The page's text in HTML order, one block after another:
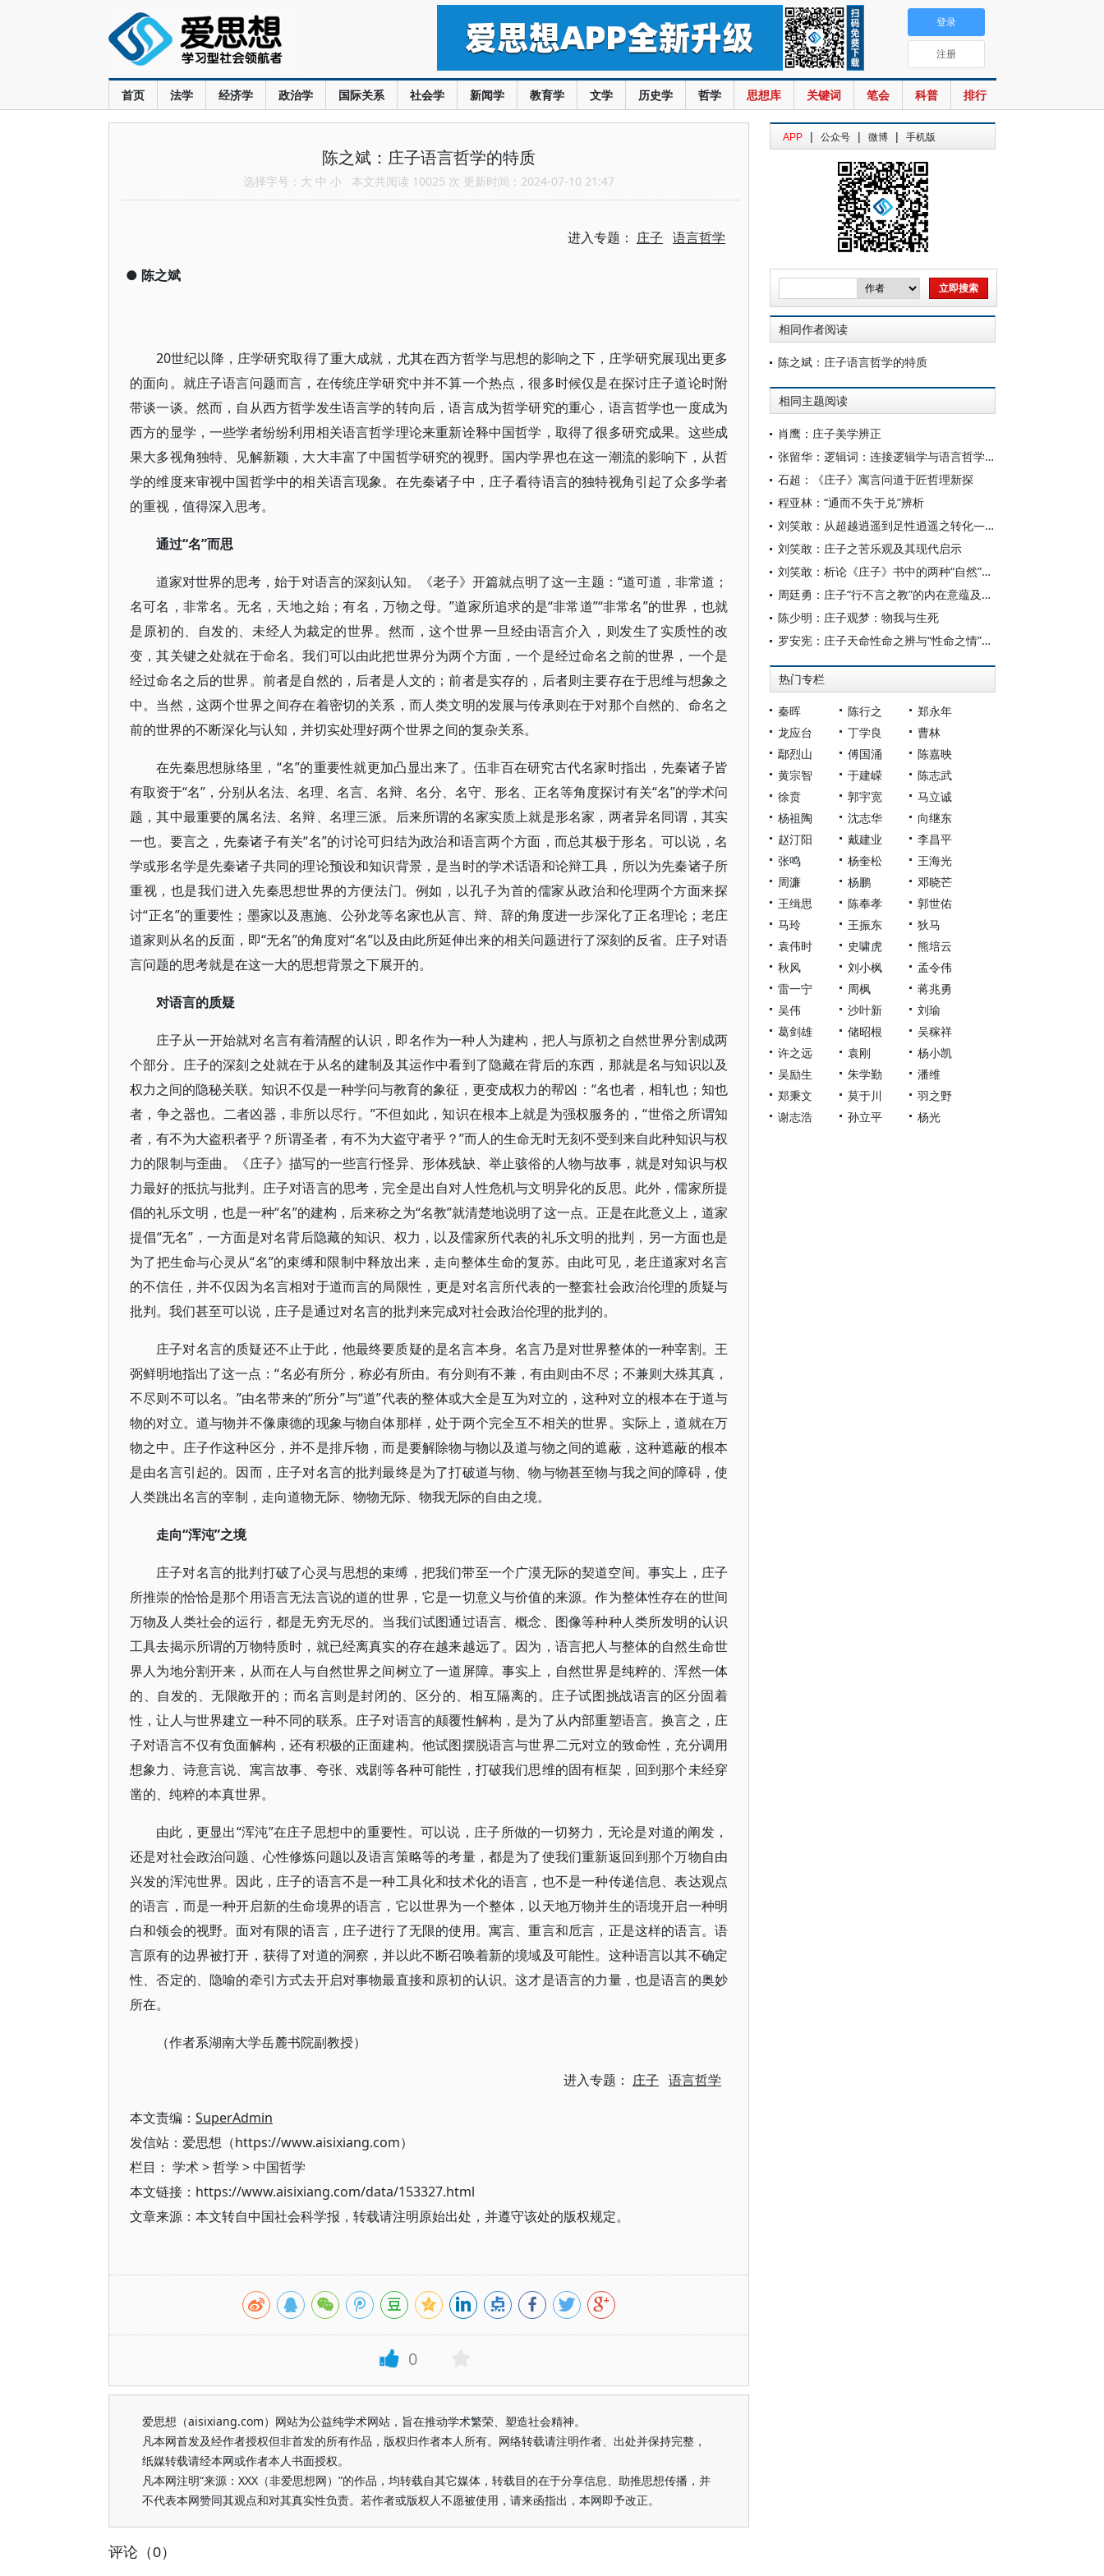
首页 法学 经济学 政治学 国际关系 社会学 新闻学 教育学 文学 历史学 哲学 思想库 关键词 笔会 科普 排行
登录
注册
陈之斌：庄子语言哲学的特质
选择字号： 大 中 小 本文共阅读 10025 次 更新时间：2024-07-10 21:47
进入专题： 庄子 语言哲学
● 陈之斌
20世纪以降，庄学研究取得了重大成就，尤其在西方哲学与思想的影响之下，庄学研究展现出更多
的面向。就庄子语言问题而言，在传统庄学研究中并不算一个热点，很多时候仅是在探讨庄子道论时附
带谈一谈。然而，自从西方哲学发生语言学的转向后，语言成为哲学研究的重心，语言哲学也一度成为
西方的显学，一些学者纷纷利用相关语言哲学理论来重新诠释中国哲学，取得了很多研究成果。这些成
果大多视角独特、见解新颖，大大丰富了中国哲学研究的视野。国内学界也在这一潮流的影响下，从哲
学的维度来审视中国哲学中的相关语言现象。在先秦诸子中，庄子看待语言的独特视角引起了众多学者
的重视，值得深入思考。
通过“名”而思
道家对世界的思考，始于对语言的深刻认知。《老子》开篇就点明了这一主题：“道可道，非常道；
名可名，非常名。无名，天地之始；有名，万物之母。”道家所追求的是“非常道”“非常名”的世界，也就
是原初的、自发的、未经人为裁定的世界。然而，这个世界一旦经由语言介入，则发生了实质性的改
变，其关键之处就在于命名。我们可以由此把世界分为两个方面，一个是经过命名之前的世界，一个是
经过命名之后的世界。前者是自然的，后者是人文的；前者是实存的，后者则主要存在于思维与想象之
中。当然，这两个世界之间存在着密切的关系，而人类文明的发展与传承则在于对那个自然的、命名之
前的世界的不断深化与认知，并切实处理好两个世界之间的复杂关系。
在先秦思想脉络里，“名”的重要性就更加凸显出来了。伍非百在研究古代名家时指出，先秦诸子皆
有取资于“名”，分别从名法、名理、名言、名辩、名分、名守、形名、正名等角度探讨有关“名”的学术问
题，其中最重要的属名法、名辩、名理三派。后来所谓的名家实质上就是形名家，两者异名同谓，其实
一也。要言之，先秦诸子有关“名”的讨论可归结为政治和语言两个方面，而总其极于形名。可以说，名
学或形名学是先秦诸子共同的理论预设和知识背景，是当时的学术话语和论辩工具，所以为先秦诸子所
重视，也是我们进入先秦思想世界的方便法门。例如，以孔子为首的儒家从政治和伦理两个方面来探
讨“正名”的重要性；墨家以及惠施、公孙龙等名家也从言、辩、辞的角度进一步深化了正名理论；老庄
道家则从名的反面，即“无名”的角度对“名”以及由此所延伸出来的相关问题进行了深刻的反省。庄子对语
言问题的思考就是在这一大的思想背景之下展开的。
对语言的质疑
庄子从一开始就对名言有着清醒的认识，即名作为一种人为建构，把人与原初之自然世界分割成两
个部分。庄子的深刻之处就在于从名的建制及其运作中看到了隐藏在背后的东西，那就是名与知识以及
权力之间的隐秘关联。知识不仅是一种学问与教育的象征，更变成权力的帮凶：“名也者，相轧也；知也
者，争之器也。二者凶器，非所以尽行。”不但如此，知识在根本上就是为强权服务的，“世俗之所谓知
者，有不为大盗积者乎？所谓圣者，有不为大盗守者乎？”而人的生命无时无刻不受到来自此种知识与权
力的限制与歪曲。《庄子》描写的一些言行怪异、形体残缺、举止骇俗的人物与故事，就是对知识与权
力最好的抵抗与批判。庄子对语言的思考，完全是出自对人性危机与文明异化的反思。此外，儒家所提
倡的礼乐文明，也是一种“名”的建构，后来称之为“名教”就清楚地说明了这一点。正是在此意义上，道家
提倡“无名”，一方面是对名背后隐藏的知识、权力，以及儒家所代表的礼乐文明的批判，另一方面也是
为了把生命与心灵从“名”的束缚和限制中释放出来，走向整体生命的复苏。由此可见，老庄道家对名言
的不信任，并不仅因为名言相对于道而言的局限性，更是对名言所代表的一整套社会政治伦理的质疑与
批判。我们甚至可以说，庄子是通过对名言的批判来完成对社会政治伦理的批判的。
庄子对名言的质疑还不止于此，他最终要质疑的是名言本身。名言乃是对世界整体的一种宰割。王
弼鲜明地指出了这一点：“名必有所分，称必有所由。有分则有不兼，有由则由不尽；不兼则大殊其真，
不尽则不可以名。”由名带来的“所分”与“道”代表的整体或大全是互为对立的，这种对立的根本在于道与
物的对立。道与物并不像康德的现象与物自体那样，处于两个完全互不相关的世界。实际上，道就在万
物之中。庄子作这种区分，并不是排斥物，而是要解除物与物以及道与物之间的遮蔽，这种遮蔽的根本
是由名言引起的。因而，庄子对名言的批判最终是为了打破道与物、物与物甚至物与我之间的障碍，使
人类跳出名言的宰制，走向道物无际、物物无际、物我无际的自由之境。
走向“浑沌”之境
庄子对名言的批判打破了心灵与思想的束缚，把我们带至一个广漠无际的契道空间。事实上，庄子
所推崇的恰恰是那个用语言无法言说的道的世界，它是一切意义与价值的来源。作为整体性存在的世间
万物及人类社会的运行，都是无穷无尽的。当我们试图通过语言、概念、图像等种种人类所发明的认识
工具去揭示所谓的万物特质时，就已经离真实的存在越来越远了。因为，语言把人与整体的自然生命世
界人为地分割开来，从而在人与自然世界之间树立了一道屏障。事实上，自然世界是纯粹的、浑然一体
的、自发的、无限敞开的；而名言则是封闭的、区分的、相互隔离的。庄子试图挑战语言的区分固着
性，让人与世界建立一种不同的联系。庄子对语言的颠覆性解构，是为了从内部重塑语言。换言之，庄
子对语言不仅有负面解构，还有积极的正面建构。他试图摆脱语言与世界二元对立的致命性，充分调用
想象力、诗意言说、寓言故事、夸张、戏剧等各种可能性，打破我们思维的固有框架，回到那个未经穿
凿的、纯粹的本真世界。
由此，更显出“浑沌”在庄子思想中的重要性。可以说，庄子所做的一切努力，无论是对道的阐发，
还是对社会政治问题、心性修炼问题以及语言策略等的考量，都是为了使我们重新返回到那个万物自由
兴发的浑沌世界。因此，庄子的语言不是一种工具化和技术化的语言，也不是一种传递信息、表达观点
的语言，而是一种开启新的生命境界的语言，它以世界为一个整体，以天地万物并生的语境开启一种明
白和领会的视野。面对有限的语言，庄子进行了无限的使用。寓言、重言和卮言，正是这样的语言。语
言原有的边界被打开，获得了对道的洞察，并以此不断召唤着新的境域及可能性。这种语言以其不确定
性、否定的、隐喻的牵引方式去开启对事物最直接和原初的认识。这才是语言的力量，也是语言的奥妙
所在。
（作者系湖南大学岳麓书院副教授）
进入专题： 庄子 语言哲学
本文责编： SuperAdmin
发信站：爱思想（https://www.aisixiang.com）
栏目： 学术>哲学 >中国哲学
本文链接：https://www.aisixiang.com/data/153327.html
文章来源：本文转自中国社会科学报，转载请注明原始出处，并遵守该处的版权规定。
0
爱思想（aisixiang.com）网站为公益纯学术网站，旨在推动学术繁荣、塑造社会精神。
凡本网首发及经作者授权但非首发的所有作品，版权归作者本人所有。网络转载请注明作者、出处并保持完整，
纸媒转载请经本网或作者本人书面授权。
凡本网注明“来源：XXX（非爱思想网）”的作品，均转载自其它媒体，转载目的在于分享信息、助推思想传播，并
不代表本网赞同其观点和对其真实性负责。若作者或版权人不愿被使用，请来函指出，本网即予改正。
评论（0）
APP | 公众号 | 微博 | 手机版
相同作者阅读
陈之斌：庄子语言哲学的特质
相同主题阅读
肖鹰：庄子美学辨正
张留华：逻辑词：连接逻辑学与语言哲学的纽带
石超：《庄子》寓言问道于匠哲理新探
程亚林：“通而不失于兑”辨析
刘笑敢：从超越逍遥到足性逍遥之转化——兼论郭象《庄子注》之诠释方法
刘笑敢：庄子之苦乐观及其现代启示
刘笑敢：析论《庄子》书中的两种“自然”——从历史到当代
周廷勇：庄子“行不言之教”的内在意蕴及其现代教育意义
陈少明：庄子观梦：物我与生死
罗安宪：庄子天命性命之辨与“性命之情”论析
热门专栏
秦晖 陈行之
郑永年
龙应台
丁学良
曹林
鄢烈山
傅国涌
陈嘉映
黄宗智
于建嵘
陈志武
徐贲
郭宇宽
马立诚
杨祖陶
沈志华
向继东
赵汀阳
戴建业
李昌平
张鸣
杨奎松
王海光
周濂
杨鹏
邓晓芒
王缉思
陈奉孝
郭世佑
马玲
王振东
狄马
袁伟时
史啸虎
熊培云
秋风
刘小枫
孟令伟
雷一宁
周枫
蒋兆勇
吴伟
沙叶新
刘瑜
葛剑雄
储昭根
吴稼祥
许之远
袁刚
杨小凯
吴励生
朱学勤
潘维
郑秉文
莫于川
羽之野
谢志浩
孙立平 杨光